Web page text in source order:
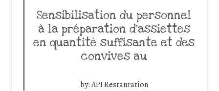
Sensibilisation du personnel
à la préparation d’assiettes
en quantité suffisante et des
convives au
by:API Restauration